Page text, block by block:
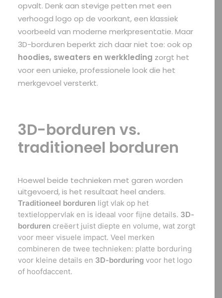
opvalt. Denk aan stevige petten met een
verhoogd logo op de voorkant, een klassiek
voorbeeld van moderne merkpresentatie. Maar
3D-borduren beperkt zich daar niet toe: ook op
hoodies, sweaters en werkkleding zorgt het
voor een unieke, professionele look die het
merkgevoel versterkt.
3D-borduren vs.
traditioneel borduren
Hoewel beide technieken met garen worden
uitgevoerd, is het resultaat heel anders.
Traditioneel borduren ligt vlak op het
textieloppervlak en is ideaal voor fijne details. 3D-
borduren creëert juist diepte en volume, wat zorgt
voor meer visuele impact. Veel merken
combineren de twee technieken: platte borduring
voor kleine details en 3D-borduring voor het logo
of hoofdaccent.